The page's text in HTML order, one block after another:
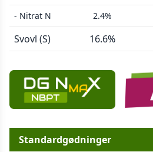
- Nitrat N 2.4%
Svovl (S) 16.6%
Standardgødninger